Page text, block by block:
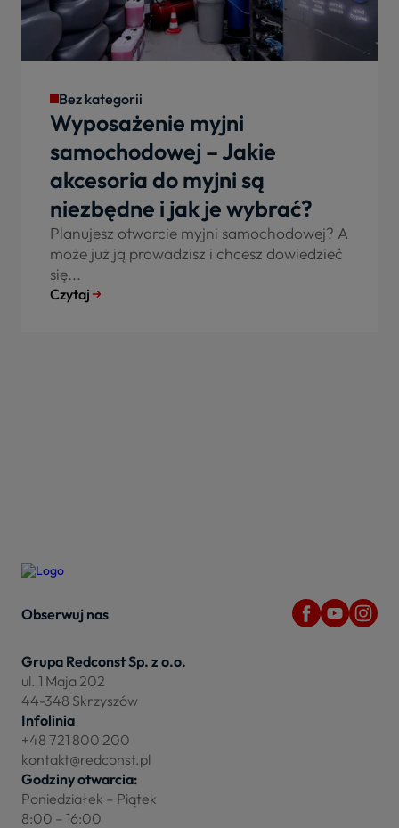
Bez kategorii
Wyposażenie myjni
samochodowej – Jakie
akcesoria do myjni są
niezbędne i jak je wybrać?
Planujesz otwarcie myjni samochodowej? A
może już ją prowadzisz i chcesz dowiedzieć
się...
Czytaj
Obserwuj nas
Grupa Redconst Sp. z o.o.
ul. 1 Maja 202
44-348 Skrzyszów
Infolinia
+48 721 800 200
kontakt@redconst.pl
Godziny otwarcia:
Poniedziałek – Piątek
8:00 – 16:00